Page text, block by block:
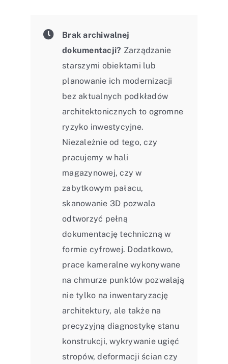
Brak archiwalnej
dokumentacji? Zarządzanie
starszymi obiektami lub
planowanie ich modernizacji
bez aktualnych podkładów
architektonicznych to ogromne
ryzyko inwestycyjne.
Niezależnie od tego, czy
pracujemy w hali
magazynowej, czy w
zabytkowym pałacu,
skanowanie 3D pozwala
odtworzyć pełną
dokumentację techniczną w
formie cyfrowej. Dodatkowo,
prace kameralne wykonywane
na chmurze punktów pozwalają
nie tylko na inwentaryzację
architektury, ale także na
precyzyjną diagnostykę stanu
konstrukcji, wykrywanie ugięć
stropów, deformacji ścian czy